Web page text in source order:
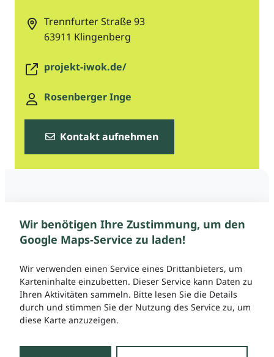
Trennfurter Straße 93
63911 Klingenberg
projekt-iwok.de/
Rosenberger Inge
Kontakt aufnehmen
Wir benötigen Ihre Zustimmung, um den
Google Maps-Service zu laden!
Wir verwenden einen Service eines Drittanbieters, um
Karteninhalte einzubetten. Dieser Service kann Daten zu
Ihren Aktivitäten sammeln. Bitte lesen Sie die Details
durch und stimmen Sie der Nutzung des Service zu, um
diese Karte anzuzeigen.